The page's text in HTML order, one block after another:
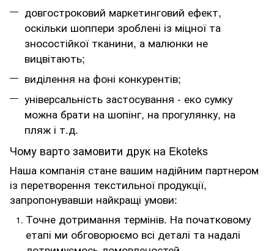
довгостроковий маркетинговий ефект,
оскільки шоппери зроблені із міцної та
зносостійкої тканини, а малюнки не
вицвітають;
виділення на фоні конкурентів;
універсальність застосування - еко сумку
можна брати на шопінг, на прогулянку, на
пляж і т.д.
Чому варто замовити друк на Ekoteks
Наша компанія стане вашим надійним партнером
із перетворення текстильної продукції,
запропонувавши найкращі умови:
Точне дотримання термінів. На початковому
етапі ми обговорюємо всі деталі та надалі